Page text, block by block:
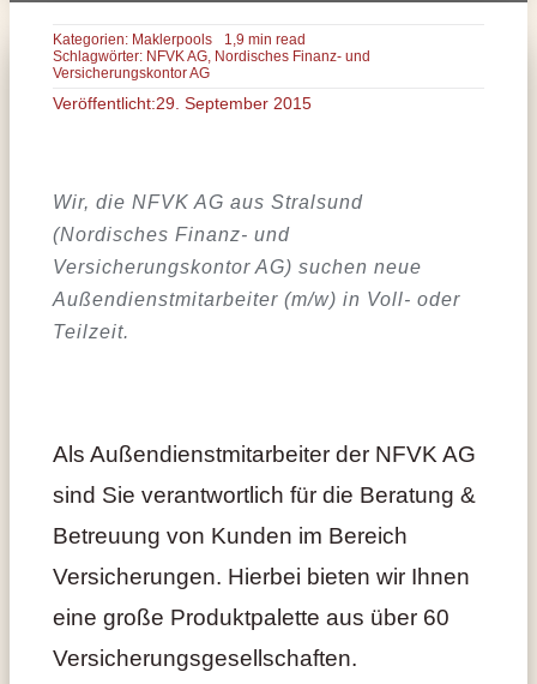
Kategorien: Maklerpools
1,9 min read
Schlagwörter: NFVK AG, Nordisches Finanz- und
Versicherungskontor AG
Veröffentlicht:29. September 2015
Wir, die NFVK AG aus Stralsund
(Nordisches Finanz- und
Versicherungskontor AG) suchen neue
Außendienstmitarbeiter (m/w) in Voll- oder
Teilzeit.
Als Außendienstmitarbeiter der NFVK AG
sind Sie verantwortlich für die Beratung &
Betreuung von Kunden im Bereich
Versicherungen. Hierbei bieten wir Ihnen
eine große Produktpalette aus über 60
Versicherungsgesellschaften.